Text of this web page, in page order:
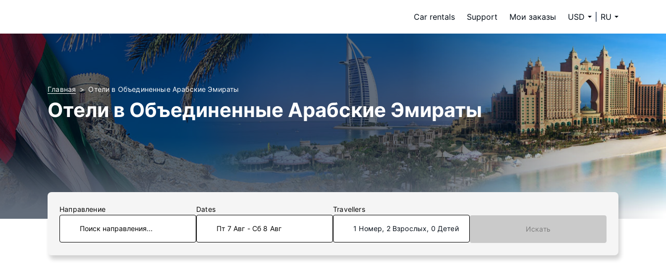
Car rentals Support Мои заказы USD RU
Главная Отели в Объединенные Арабские Эмираты
Отели в Объединенные Арабские Эмираты
Направление Dates
Пт 7 Авг - Сб 8 Авг
Travellers
1 Номер, 2 Взрослых, 0 Детей Искать